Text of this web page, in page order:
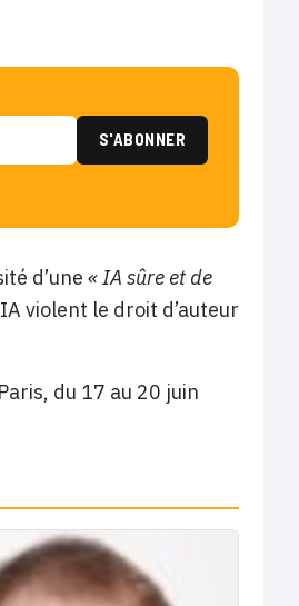
d’une « IA sûre et de
violent le droit d’auteur
du 17 au 20 juin